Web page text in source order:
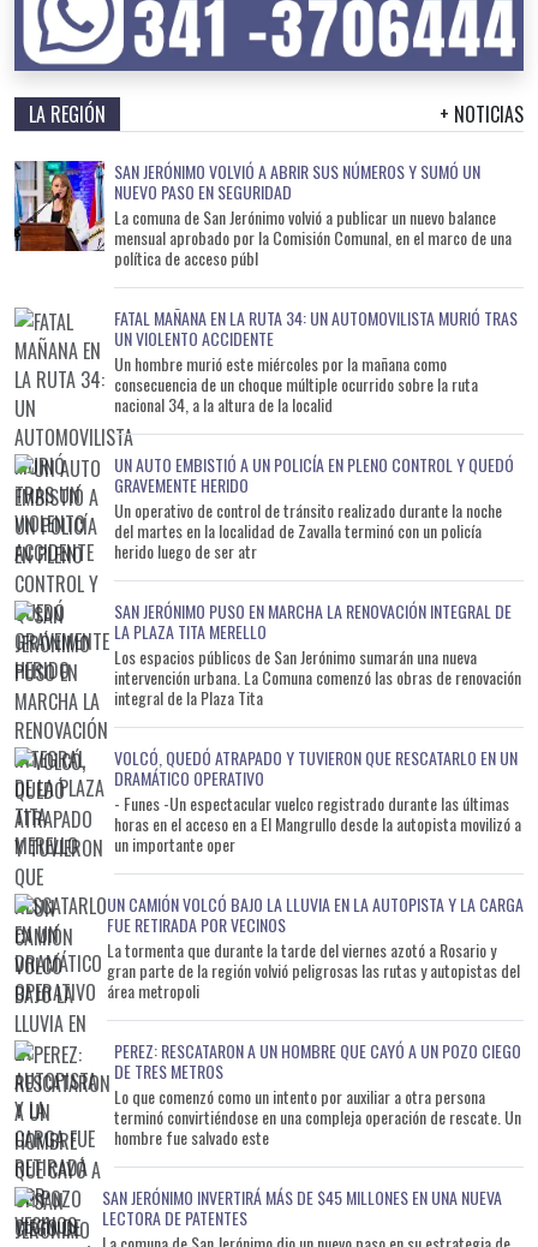
LA REGIÓN + NOTICIAS
SAN JERÓNIMO VOLVIÓ A ABRIR SUS NÚMEROS Y SUMÓ UN
NUEVO PASO EN SEGURIDAD
La comuna de San Jerónimo volvió a publicar un nuevo balance
mensual aprobado por la Comisión Comunal, en el marco de una
política de acceso públ
FATAL MAÑANA EN LA RUTA 34: UN AUTOMOVILISTA MURIÓ TRAS
UN VIOLENTO ACCIDENTE
Un hombre murió este miércoles por la mañana como
consecuencia de un choque múltiple ocurrido sobre la ruta
nacional 34, a la altura de la localid
UN AUTO EMBISTIÓ A UN POLICÍA EN PLENO CONTROL Y QUEDÓ
GRAVEMENTE HERIDO
Un operativo de control de tránsito realizado durante la noche
del martes en la localidad de Zavalla terminó con un policía
herido luego de ser atr
SAN JERÓNIMO PUSO EN MARCHA LA RENOVACIÓN INTEGRAL DE
LA PLAZA TITA MERELLO
Los espacios públicos de San Jerónimo sumarán una nueva
intervención urbana. La Comuna comenzó las obras de renovación
integral de la Plaza Tita
VOLCÓ, QUEDÓ ATRAPADO Y TUVIERON QUE RESCATARLO EN UN
DRAMÁTICO OPERATIVO
- Funes -Un espectacular vuelco registrado durante las últimas
horas en el acceso en a El Mangrullo desde la autopista movilizó a
un importante oper
UN CAMIÓN VOLCÓ BAJO LA LLUVIA EN LA AUTOPISTA Y LA CARGA
FUE RETIRADA POR VECINOS
La tormenta que durante la tarde del viernes azotó a Rosario y
gran parte de la región volvió peligrosas las rutas y autopistas del
área metropoli
PEREZ: RESCATARON A UN HOMBRE QUE CAYÓ A UN POZO CIEGO
DE TRES METROS
Lo que comenzó como un intento por auxiliar a otra persona
terminó convirtiéndose en una compleja operación de rescate. Un
hombre fue salvado este
SAN JERÓNIMO INVERTIRÁ MÁS DE $45 MILLONES EN UNA NUEVA
LECTORA DE PATENTES